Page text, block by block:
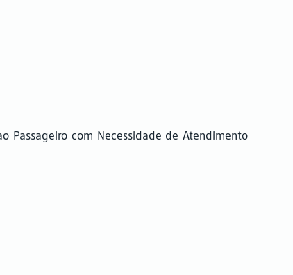
Passageiro com Necessidade de Atendimento